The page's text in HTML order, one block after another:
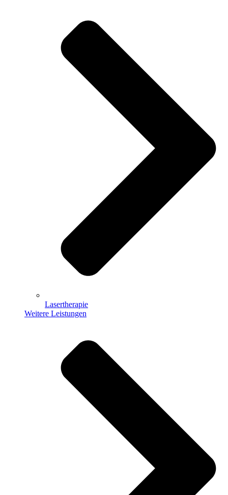
Lasertherapie
Weitere Leistungen